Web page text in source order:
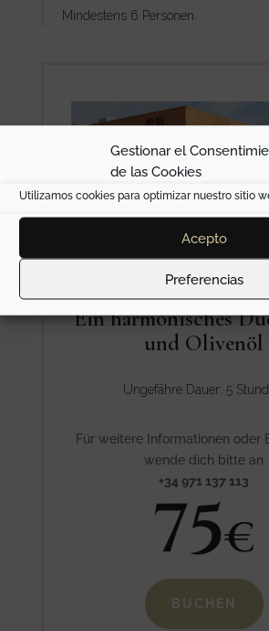
Gestionar el
de las Cookies
Utilizamos cookies para optimizar nuestro sitio
Acepto
Preferencias
Mindestens 6 Personen.
Ein harmonisches
und Olivenöl
Ungefähre Dauer: 5
Für weitere Informationen oder
wende dich bitte an
+34 971 137 113
75€
BUCHEN